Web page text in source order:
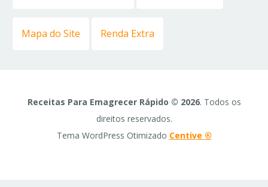
Mapa do Site Renda Extra
Receitas Para Emagrecer Rápido © 2026. Todos os
direitos reservados.
Tema WordPress Otimizado Centive ®